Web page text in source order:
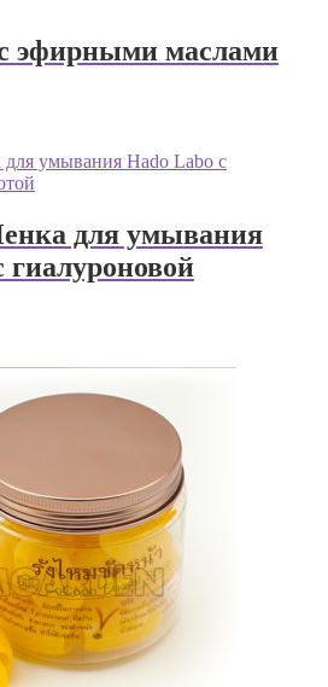
эфирными маслами
для умывания
гиалуроновой